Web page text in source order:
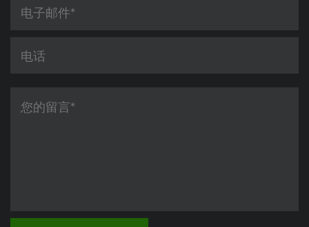
2004年
我们迈出新步伐，研发手扶式水稻插秧机。